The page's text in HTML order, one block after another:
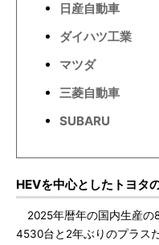
日産自動車
ダイハツ工業
マツダ
三菱自動車
SUBARU
HEVを中心としたトヨタ
2025年暦年の国内生産の
4530台と2年ぶりのプラス